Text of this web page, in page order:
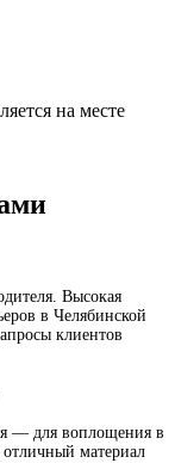
на месте
Высокая
в Челябинской
клиентов
— для воплощения в
материал